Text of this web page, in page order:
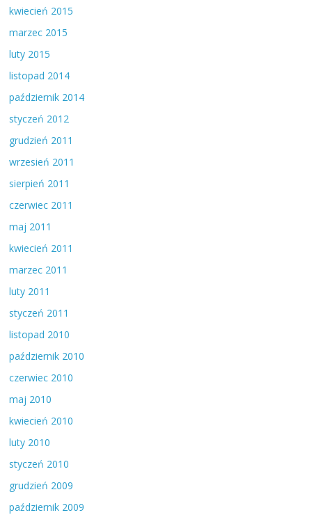
kwiecień 2015
marzec 2015
luty 2015
listopad 2014
październik 2014
styczeń 2012
grudzień 2011
wrzesień 2011
sierpień 2011
czerwiec 2011
maj 2011
kwiecień 2011
marzec 2011
luty 2011
styczeń 2011
listopad 2010
październik 2010
czerwiec 2010
maj 2010
kwiecień 2010
luty 2010
styczeń 2010
grudzień 2009
październik 2009